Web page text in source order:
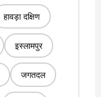
हावड़ा दक्षिण
इस्लामपुर
जगतदल